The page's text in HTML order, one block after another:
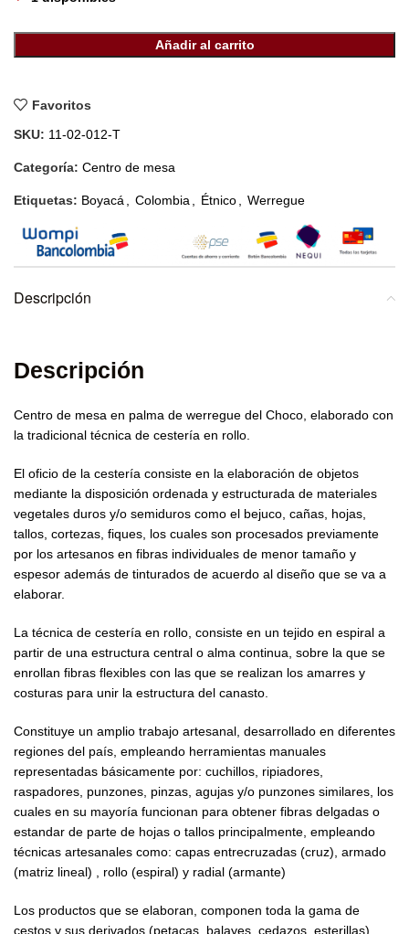
Añadir al carrito
Favoritos
SKU: 11-02-012-T
Categoría: Centro de mesa
Etiquetas: Boyacá Colombia Étnico Werregue
Descripción
Descripción
Centro de mesa en palma de werregue del Choco, elaborado con
la tradicional técnica de cestería en rollo.
El oficio de la cestería consiste en la elaboración de objetos
mediante la disposición ordenada y estructurada de materiales
vegetales duros y/o semiduros como el bejuco, cañas, hojas,
tallos, cortezas, fiques, los cuales son procesados previamente
por los artesanos en fibras individuales de menor tamaño y
espesor además de tinturados de acuerdo al diseño que se va a
elaborar.
La técnica de cestería en rollo, consiste en un tejido en espiral a
partir de una estructura central o alma continua, sobre la que se
enrollan fibras flexibles con las que se realizan los amarres y
costuras para unir la estructura del canasto.
Constituye un amplio trabajo artesanal, desarrollado en diferentes
regiones del país, empleando herramientas manuales
representadas básicamente por: cuchillos, ripiadores,
raspadores, punzones, pinzas, agujas y/o punzones similares, los
cuales en su mayoría funcionan para obtener fibras delgadas o
estandar de parte de hojas o tallos principalmente, empleando
técnicas artesanales como: capas entrecruzadas (cruz), armado
(matriz lineal) , rollo (espiral) y radial (armante)
Los productos que se elaboran, componen toda la gama de
cestos y sus derivados (petacas, balayes, cedazos, esterillas).